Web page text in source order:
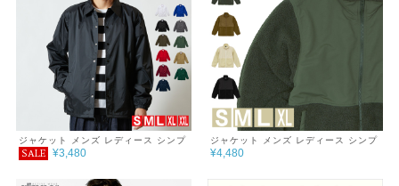
ジャケット メンズ レディース シンプ
ル チーム サークル 無地 おしゃれ シ
ケット 裏地付き
SALE ¥3,480
ジャケット メンズ レディース シンプ
ル チーム サークル 無地 おしゃれ シ
¥4,480